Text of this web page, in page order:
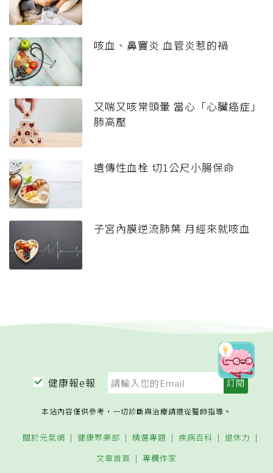
咳血、鼻竇炎 血管炎惹的禍
又喘又咳常頭暈 當心「心臟癌症」
肺高壓
遺傳性血栓 切1公尺小腸保命
子宮內膜逆流肺葉 月經來就咳血
健康報e報
本站內容僅供參考，一切診斷與治療請遵從醫師指導。
關於元氣網 健康聚樂部 精選專題 疾病百科
退休力
文章首頁
專欄作家